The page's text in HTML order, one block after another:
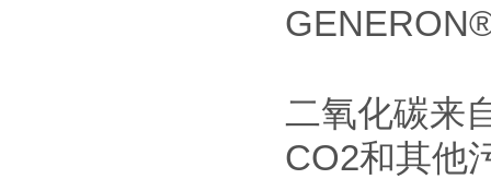
二氧化碳来
CO2和其他